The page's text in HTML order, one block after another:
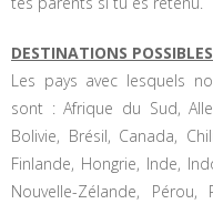
DESTINATIONS POSSIBLES
Les pays avec lesquels
sont : Afrique du Sud,
Bolivie, Brésil, Canada,
Finlande, Hongrie, Inde,
Nouvelle-Zélande, Pérou,